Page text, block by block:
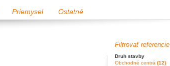
Priemysel Ostatné
Filtrovať referencie
Druh stavby
Obchodné centrá (12)